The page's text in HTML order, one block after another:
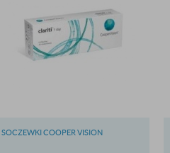
SOCZEWKI COOPER VISION